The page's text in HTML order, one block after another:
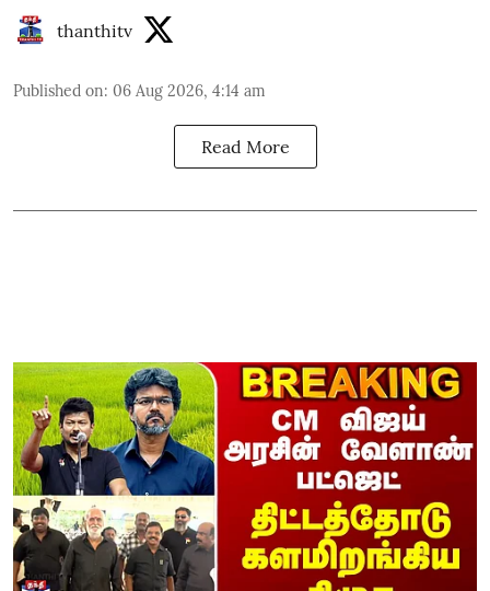
thanthitv
Published on: 06 Aug 2026, 4:14 am
Read More